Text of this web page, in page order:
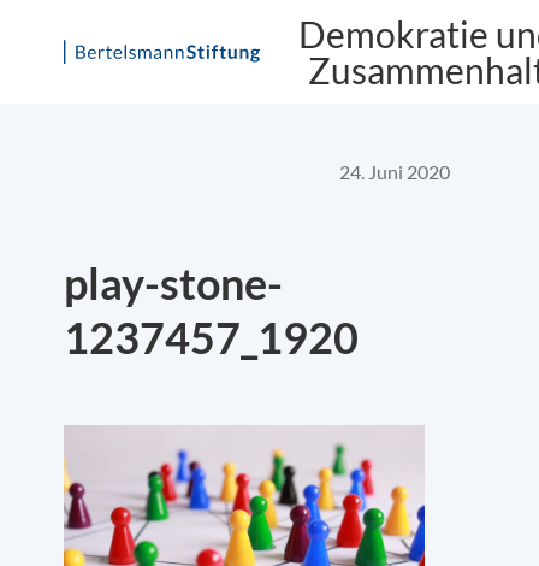
Demokratie
24. Juni 2020
play-stone-
1237457_1920